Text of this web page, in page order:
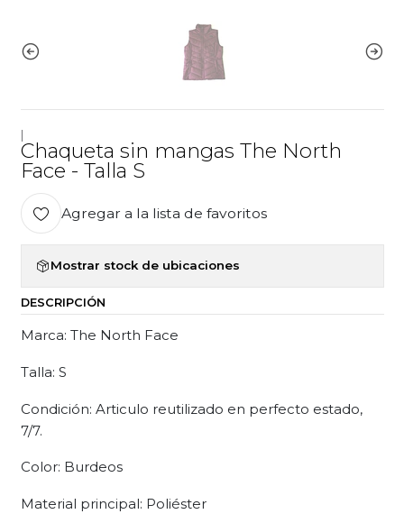
Chaqueta sin mangas The North
Face - Talla S
Agregar a la lista de favoritos
Mostrar stock de ubicaciones
DESCRIPCIÓN
Marca: The North Face
Talla: S
Condición: Articulo reutilizado en perfecto estado,
7/7.
Color: Burdeos
Material principal: Poliéster